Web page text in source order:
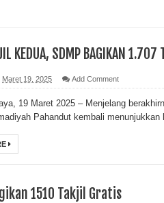
KEDUA, SDMP BAGIKAN 1.707
Maret 19, 2025 Add Comment
19 Maret 2025 – Menjelang
Pahandut kembali menunjukkan
1510 Takjil Gratis